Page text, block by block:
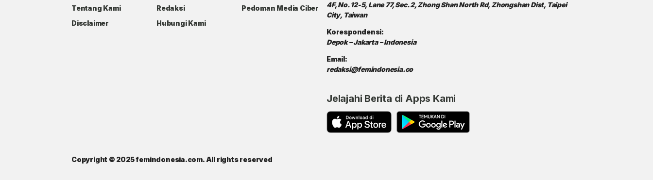
Tentang Kami Redaksi
Pedoman Media Ciber
Disclaimer
Hubungi Kami
4F, No. 12-5, Lane 77, Sec. 2, Zhong Shan North Rd, Zhongshan Dist, Taipei
City, Taiwan
Korespondensi:
Depok – Jakarta – Indonesia
Email:
redaksi@femindonesia.co
Jelajahi Berita di Apps Kami
Copyright © 2025 femindonesia.com. All rights reserved